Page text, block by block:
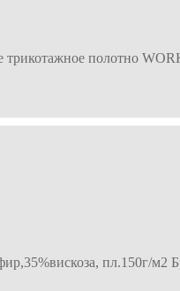
полотно
пл.150г/м2